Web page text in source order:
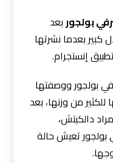
بولجوربعد
بعدما نشرتها
إنستجرام.
بولجور ووصفتها
من وزنها، بعد
دالكيتش،
بولجور تعيش حالة